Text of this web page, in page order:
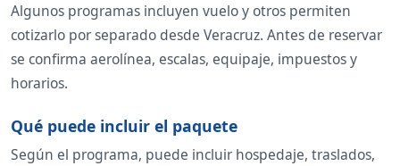
Algunos programas incluyen vuelo y otros permiten
cotizarlo por separado desde Veracruz. Antes de reservar
se confirma aerolínea, escalas, equipaje, impuestos y
horarios.
Qué puede incluir el paquete
Según el programa, puede incluir hospedaje, traslados,